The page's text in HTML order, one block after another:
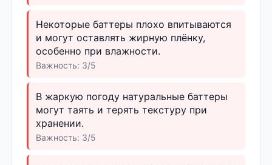
Некоторые баттеры плохо впитываются
и могут оставлять жирную плёнку,
особенно при влажности.
Важность: 3/5
В жаркую погоду натуральные баттеры
могут таять и терять текстуру при
хранении.
Важность: 3/5